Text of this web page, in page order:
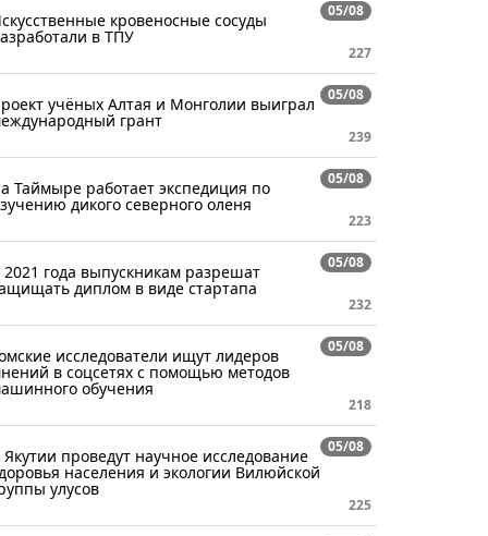
05/08
кровеносные сосуды
в ТПУ
227
05/08
учёных Алтая и Монголии выиграл
грант
239
05/08
Таймыре работает экспедиция по
дикого северного оленя
223
05/08
2021 года выпускникам разрешат
диплом в виде стартапа
232
05/08
исследователи ищут лидеров
в соцсетях с помощью методов
обучения
218
05/08
Якутии проведут научное исследование
населения и экологии Вилюйской
улусов
225